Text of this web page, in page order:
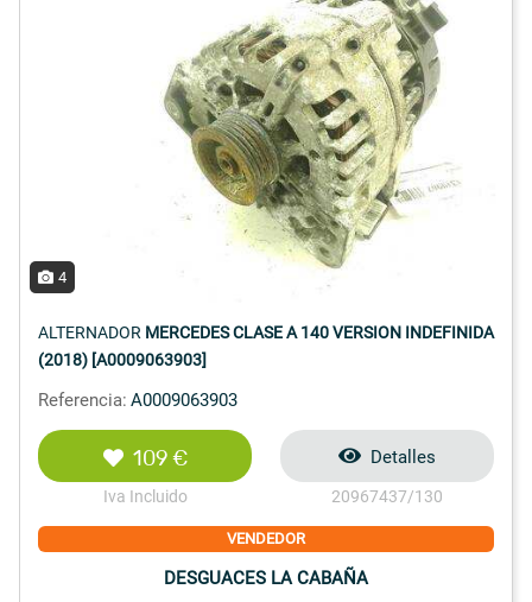
4
ALTERNADOR MERCEDES CLASE A 140 VERSION INDEFINIDA
(2018) [A0009063903]
Referencia: A0009063903
109 €
Iva Incluido
Detalles
20967437/130
VENDEDOR
DESGUACES LA CABAÑA